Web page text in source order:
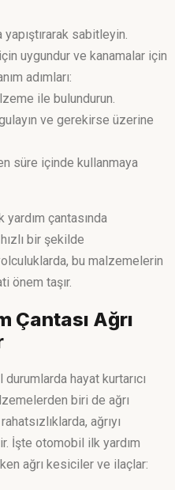
yapıştırarak sabitleyin.
uygundur ve kanamalar için
adımları:
ile bulundurun.
ve gerekirse üzerine
süre içinde kullanmaya
çantasında
bir şekilde
bu malzemelerin
önem taşır.
Çantası Ağrı
hayat kurtarıcı
biri de ağrı
ağrıyı
İşte otomobil ilk yardım
ağrı kesiciler ve ilaçlar: